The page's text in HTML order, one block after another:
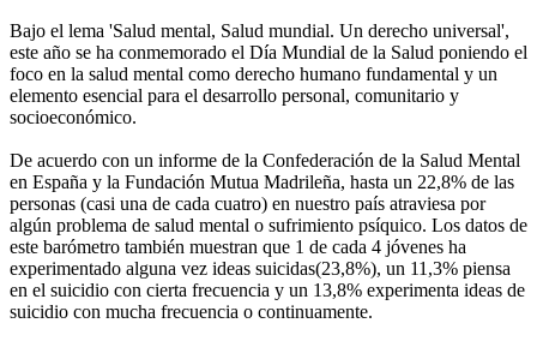
Bajo el lema 'Salud mental, Salud mundial. Un derecho universal',
este año se ha conmemorado el Día Mundial de la Salud poniendo el
foco en la salud mental como derecho humano fundamental y un
elemento esencial para el desarrollo personal, comunitario y
socioeconómico.
De acuerdo con un informe de la Confederación de la Salud Mental
en España y la Fundación Mutua Madrileña, hasta un 22,8% de las
personas (casi una de cada cuatro) en nuestro país atraviesa por
algún problema de salud mental o sufrimiento psíquico. Los datos de
este barómetro también muestran que 1 de cada 4 jóvenes ha
experimentado alguna vez ideas suicidas(23,8%), un 11,3% piensa
en el suicidio con cierta frecuencia y un 13,8% experimenta ideas de
suicidio con mucha frecuencia o continuamente.